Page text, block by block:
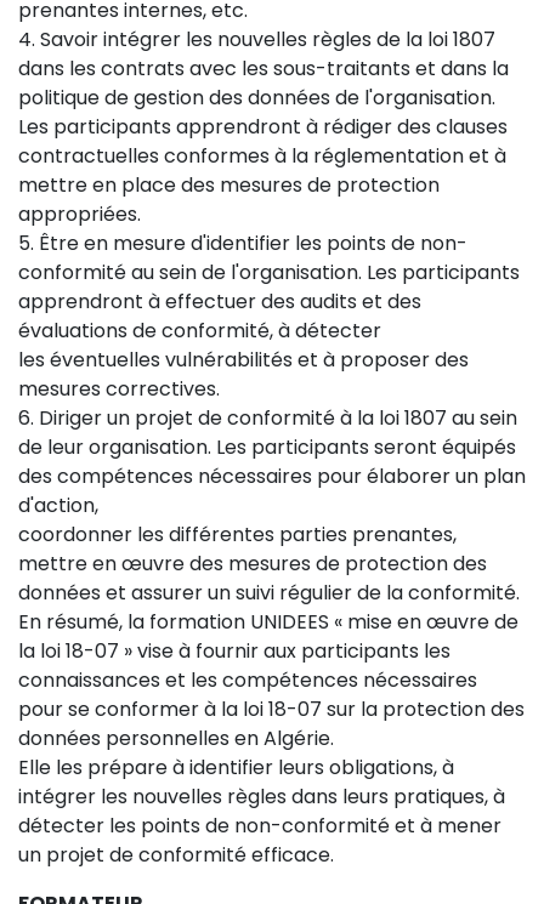
prenantes internes, etc.
4. Savoir intégrer les nouvelles règles de la loi 1807
dans les contrats avec les sous-traitants et dans la
politique de gestion des données de l'organisation.
Les participants apprendront à rédiger des clauses
contractuelles conformes à la réglementation et à
mettre en place des mesures de protection
appropriées.
5. Être en mesure d'identifier les points de non-
conformité au sein de l'organisation. Les participants
apprendront à effectuer des audits et des
évaluations de conformité, à détecter
les éventuelles vulnérabilités et à proposer des
mesures correctives.
6. Diriger un projet de conformité à la loi 1807 au sein
de leur organisation. Les participants seront équipés
des compétences nécessaires pour élaborer un plan
d'action,
coordonner les différentes parties prenantes,
mettre en œuvre des mesures de protection des
données et assurer un suivi régulier de la conformité.
En résumé, la formation UNIDEES « mise en œuvre de
la loi 18-07 » vise à fournir aux participants les
connaissances et les compétences nécessaires
pour se conformer à la loi 18-07 sur la protection des
données personnelles en Algérie.
Elle les prépare à identifier leurs obligations, à
intégrer les nouvelles règles dans leurs pratiques, à
détecter les points de non-conformité et à mener
un projet de conformité efficace.